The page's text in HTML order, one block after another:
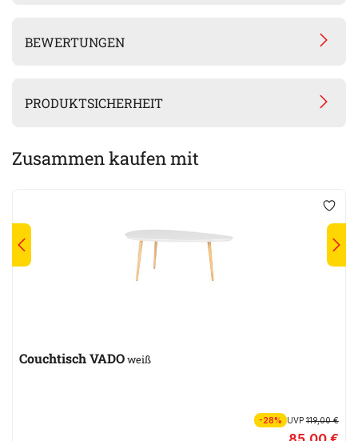
BEWERTUNGEN
PRODUKTSICHERHEIT
Zusammen kaufen mit
Couchtisch VADOweiß
-28% UVP119,00 €